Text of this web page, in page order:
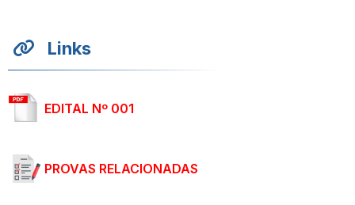
Links
EDITAL Nº 001
PROVAS RELACIONADAS